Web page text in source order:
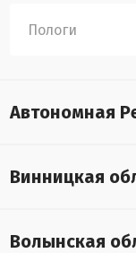
Пологи
Автономная
Винницкая
Волынская